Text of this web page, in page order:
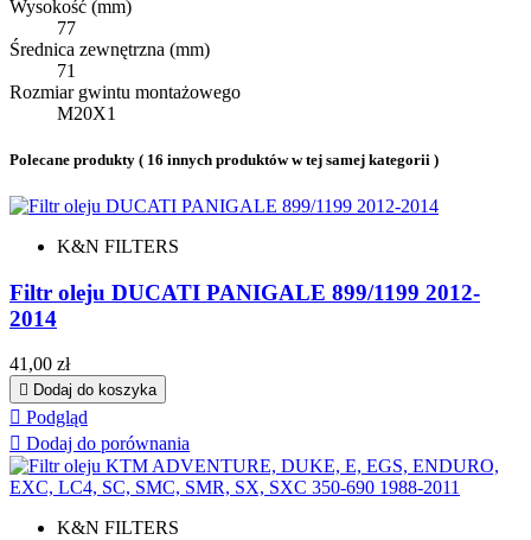
Wysokość (mm)
77
Średnica zewnętrzna (mm)
71
Rozmiar gwintu montażowego
M20X1
Polecane produkty ( 16 innych produktów w tej samej kategorii )
K&N FILTERS
Filtr oleju DUCATI PANIGALE 899/1199 2012-
2014
Cena
41,00 zł
 Dodaj do koszyka
 Podgląd
 Dodaj do porównania
K&N FILTERS